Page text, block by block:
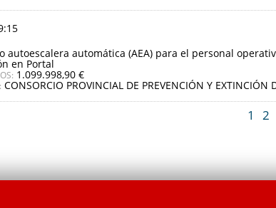
autoescalera automática (AEA) para el personal
en Portal
1.099.998,90 €
CONSORCIO PROVINCIAL DE PREVENCIÓN Y EXTINCIÓN
1 2